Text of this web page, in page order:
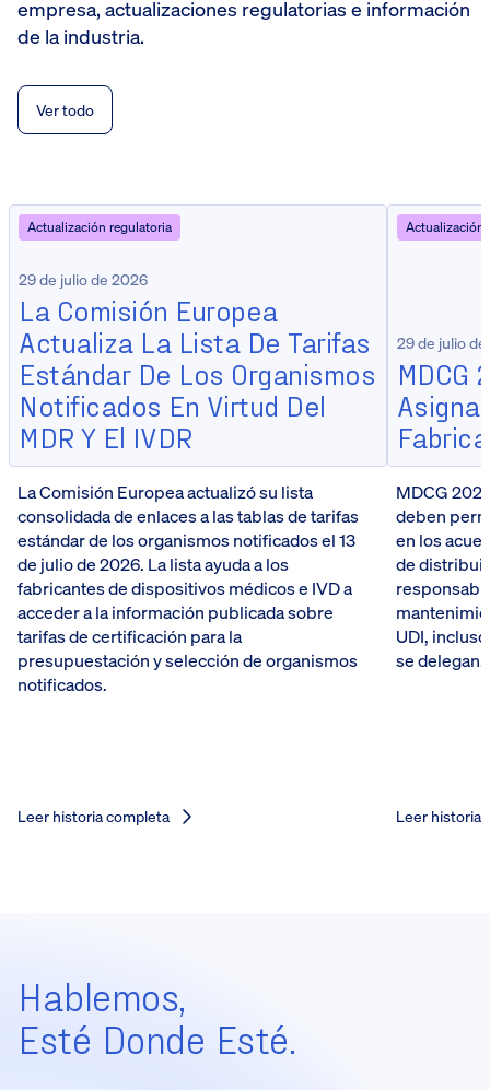
empresa, actualizaciones regulatorias e información
de la industria.
Ver todo
Actualización regulatoria
29 de julio de 2026
La Comisión Europea
Actualiza La Lista De Tarifas
Estándar De Los Organismos
Notificados En Virtud Del
MDR Y El IVDR
La Comisión Europea actualizó su lista
consolidada de enlaces a las tablas de tarifas
estándar de los organismos notificados el 13
de julio de 2026. La lista ayuda a los
fabricantes de dispositivos médicos e IVD a
acceder a la información publicada sobre
tarifas de certificación para la
presupuestación y selección de organismos
notificados.
Leer historia completa
Actualización
29 de julio
MDCG
MDCG
deben
en los
de
UDI,
se delegan.
Leer historia
Hablemos,
Esté Donde Esté.